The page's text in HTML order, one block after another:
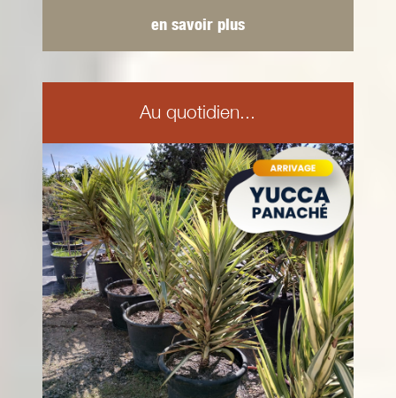
en savoir plus
Au quotidien...